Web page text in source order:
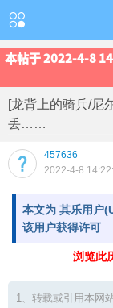
本帖于 2022-4-8
[龙背上的骑兵/尼
丢……
457636
2022-4-8
本文为 其乐用户
该用户获得许可
浏览此
1、转载或引用本网